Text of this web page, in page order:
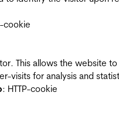
cookie
This allows the website to
visits for analysis and
: HTTP-cookie